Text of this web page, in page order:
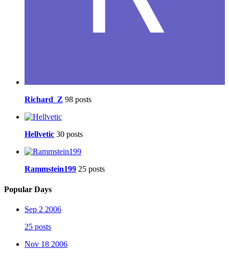
Richard_Z 98 posts
Hellvetic 30 posts
Rammstein199 25 posts
Popular Days
Sep 2 2006
25 posts
Nov 18 2006